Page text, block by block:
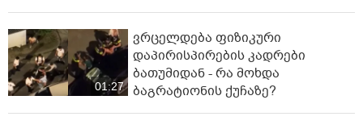
01:27
ვრცელდება ფიზიკური
დაპირისპირების კადრები
ბათუმიდან - რა მოხდა
ბაგრატიონის ქუჩაზე?